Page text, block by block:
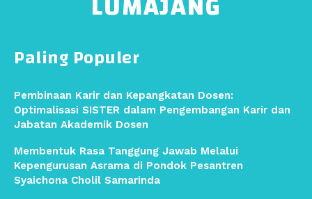
Paling Populer
Pembinaan Karir dan Kepangkatan Dosen:
Optimalisasi SISTER dalam Pengembangan Karir dan
Jabatan Akademik Dosen
Membentuk Rasa Tanggung Jawab Melalui
Kepengurusan Asrama di Pondok Pesantren
Syaichona Cholil Samarinda